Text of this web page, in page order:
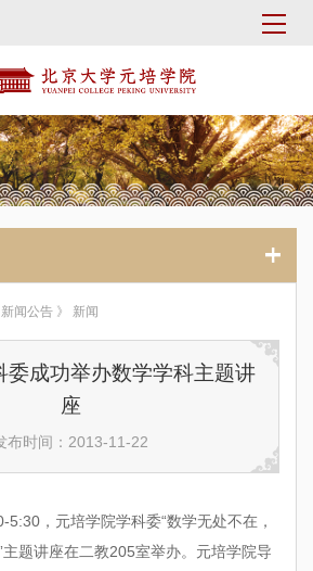
新闻公告 》 新闻
委成功举办数学学科主题讲
座
布时间：2013-11-22
5:30，元培学院学科委“数学无处不在，
题讲座在二教205室举办。元培学院导